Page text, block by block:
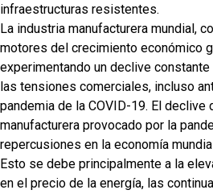
infraestructuras resistentes.
La industria manufacturera mundial,
motores del crecimiento económico
experimentando un declive
las tensiones comerciales, incluso
pandemia de la COVID-19. El declive
manufacturera provocado por la
repercusiones en la economía
Esto se debe principalmente a la
en el precio de la energía, las